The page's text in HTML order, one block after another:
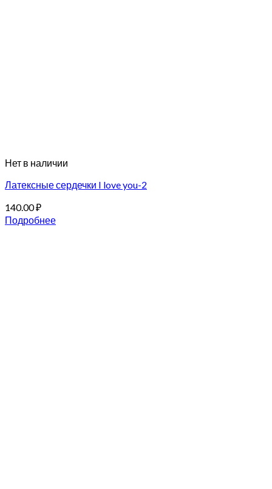
Нет в наличии
Латексные сердечки I love you-2
140.00₽
Подробнее